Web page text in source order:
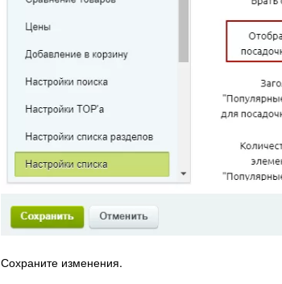
Сохраните изменения.